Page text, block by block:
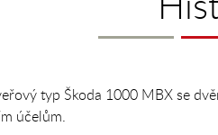
typ Škoda 1000 MBX se
účelům.